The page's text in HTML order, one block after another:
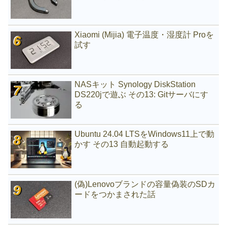
Xiaomi (Mijia) 電子温度・湿度計 Proを
試す
NASキット Synology DiskStation
DS220jで遊ぶ その13: Gitサーバにす
る
Ubuntu 24.04 LTSをWindows11上で動
かす その13 自動起動する
(偽)Lenovoブランドの容量偽装のSDカ
ードをつかまされた話